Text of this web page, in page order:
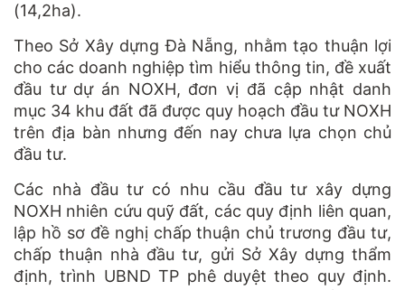
(14,2ha).
Theo Sở Xây dựng Đà Nẵng, nhằm tạo thuận lợi
cho các doanh nghiệp tìm hiểu thông tin, đề xuất
đầu tư dự án NOXH, đơn vị đã cập nhật danh
mục 34 khu đất đã được quy hoạch đầu tư NOXH
trên địa bàn nhưng đến nay chưa lựa chọn chủ
đầu tư.
Các nhà đầu tư có nhu cầu đầu tư xây dựng
NOXH nhiên cứu quỹ đất, các quy định liên quan,
lập hồ sơ đề nghị chấp thuận chủ trương đầu tư,
chấp thuận nhà đầu tư, gửi Sở Xây dựng thẩm
định, trình UBND TP phê duyệt theo quy định.